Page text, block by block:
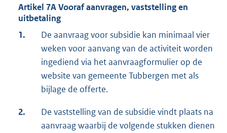
Artikel 7A Vooraf aanvragen, vaststelling en
uitbetaling
1.
De aanvraag voor subsidie kan minimaal vier
weken voor aanvang van de activiteit worden
ingediend via het aanvraagformulier op de
website van gemeente Tubbergen met als
bijlage de offerte.
2.
De vaststelling van de subsidie vindt plaats na
aanvraag waarbij de volgende stukken dienen